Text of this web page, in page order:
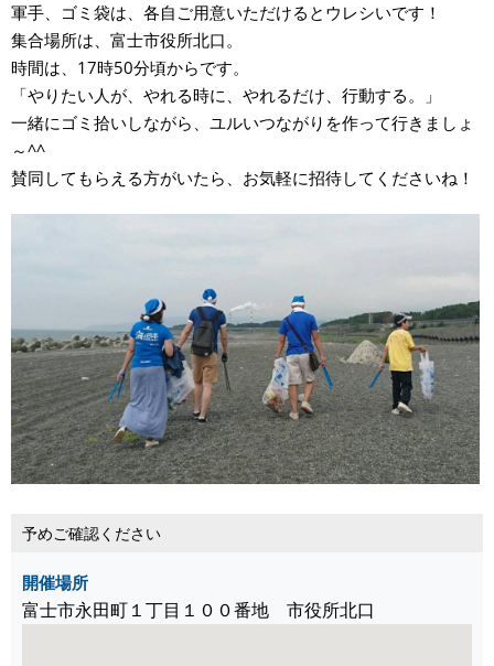
軍手、ゴミ袋は、各自ご用意いただけるとウレシいです！
集合場所は、富士市役所北口。
時間は、17時50分頃からです。
「やりたい人が、やれる時に、やれるだけ、行動する。」
一緒にゴミ拾いしながら、ユルいつながりを作って行きましょ
～^^
賛同してもらえる方がいたら、お気軽に招待してくださいね！
予めご確認ください
開催場所
富士市永田町１丁目１００番地 市役所北口